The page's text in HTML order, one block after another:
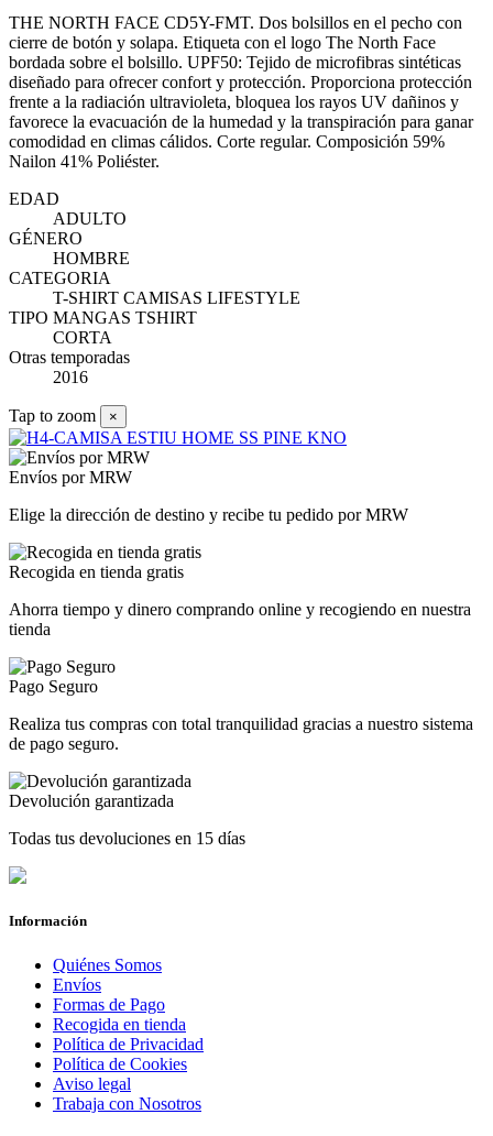
THE NORTH FACE CD5Y-FMT. Dos bolsillos en el pecho con
cierre de botón y solapa. Etiqueta con el logo The North Face
bordada sobre el bolsillo. UPF50: Tejido de microfibras sintéticas
diseñado para ofrecer confort y protección. Proporciona protección
frente a la radiación ultravioleta, bloquea los rayos UV dañinos y
favorece la evacuación de la humedad y la transpiración para ganar
comodidad en climas cálidos. Corte regular. Composición 59%
Nailon 41% Poliéster.
EDAD
ADULTO
GÉNERO
HOMBRE
CATEGORIA
T-SHIRT CAMISAS LIFESTYLE
TIPO MANGAS TSHIRT
CORTA
Otras temporadas
2016
Tap to zoom ×
Envíos por MRW
Elige la dirección de destino y recibe tu pedido por MRW
Recogida en tienda gratis
Ahorra tiempo y dinero comprando online y recogiendo en nuestra
tienda
Pago Seguro
Realiza tus compras con total tranquilidad gracias a nuestro sistema
de pago seguro.
Devolución garantizada
Todas tus devoluciones en 15 días
Información
Quiénes Somos
Envíos
Formas de Pago
Recogida en tienda
Política de Privacidad
Política de Cookies
Aviso legal
Trabaja con Nosotros